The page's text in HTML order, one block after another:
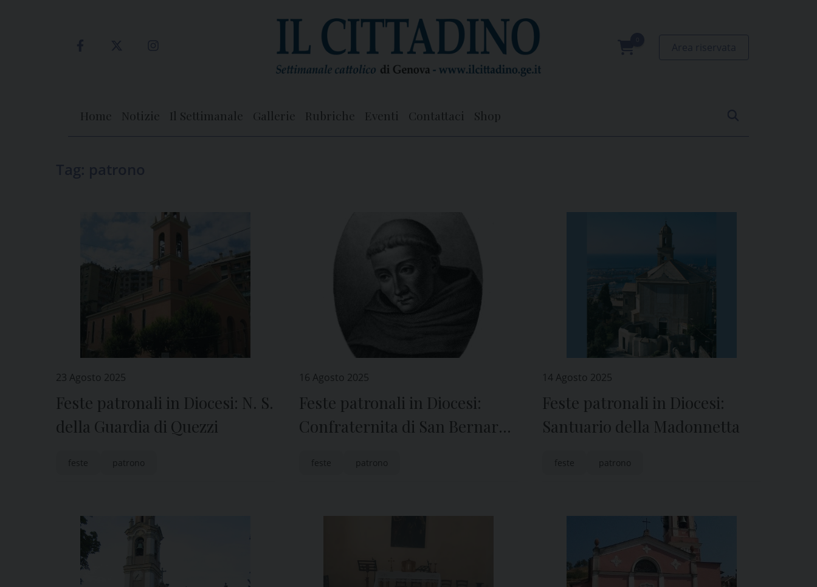
Home Notizie Il Settimanale Gallerie Rubriche Eventi Contattaci Shop
23 Agosto 2025
Feste patronali in Diocesi: N. S.
della Guardia di Quezzi
feste patrono
16 Agosto 2025
Feste patronali in Diocesi:
Confraternita di San Bernardo
feste patrono
14 Agosto 2025
Feste patronali in Diocesi:
Santuario della Madonnetta
feste patrono